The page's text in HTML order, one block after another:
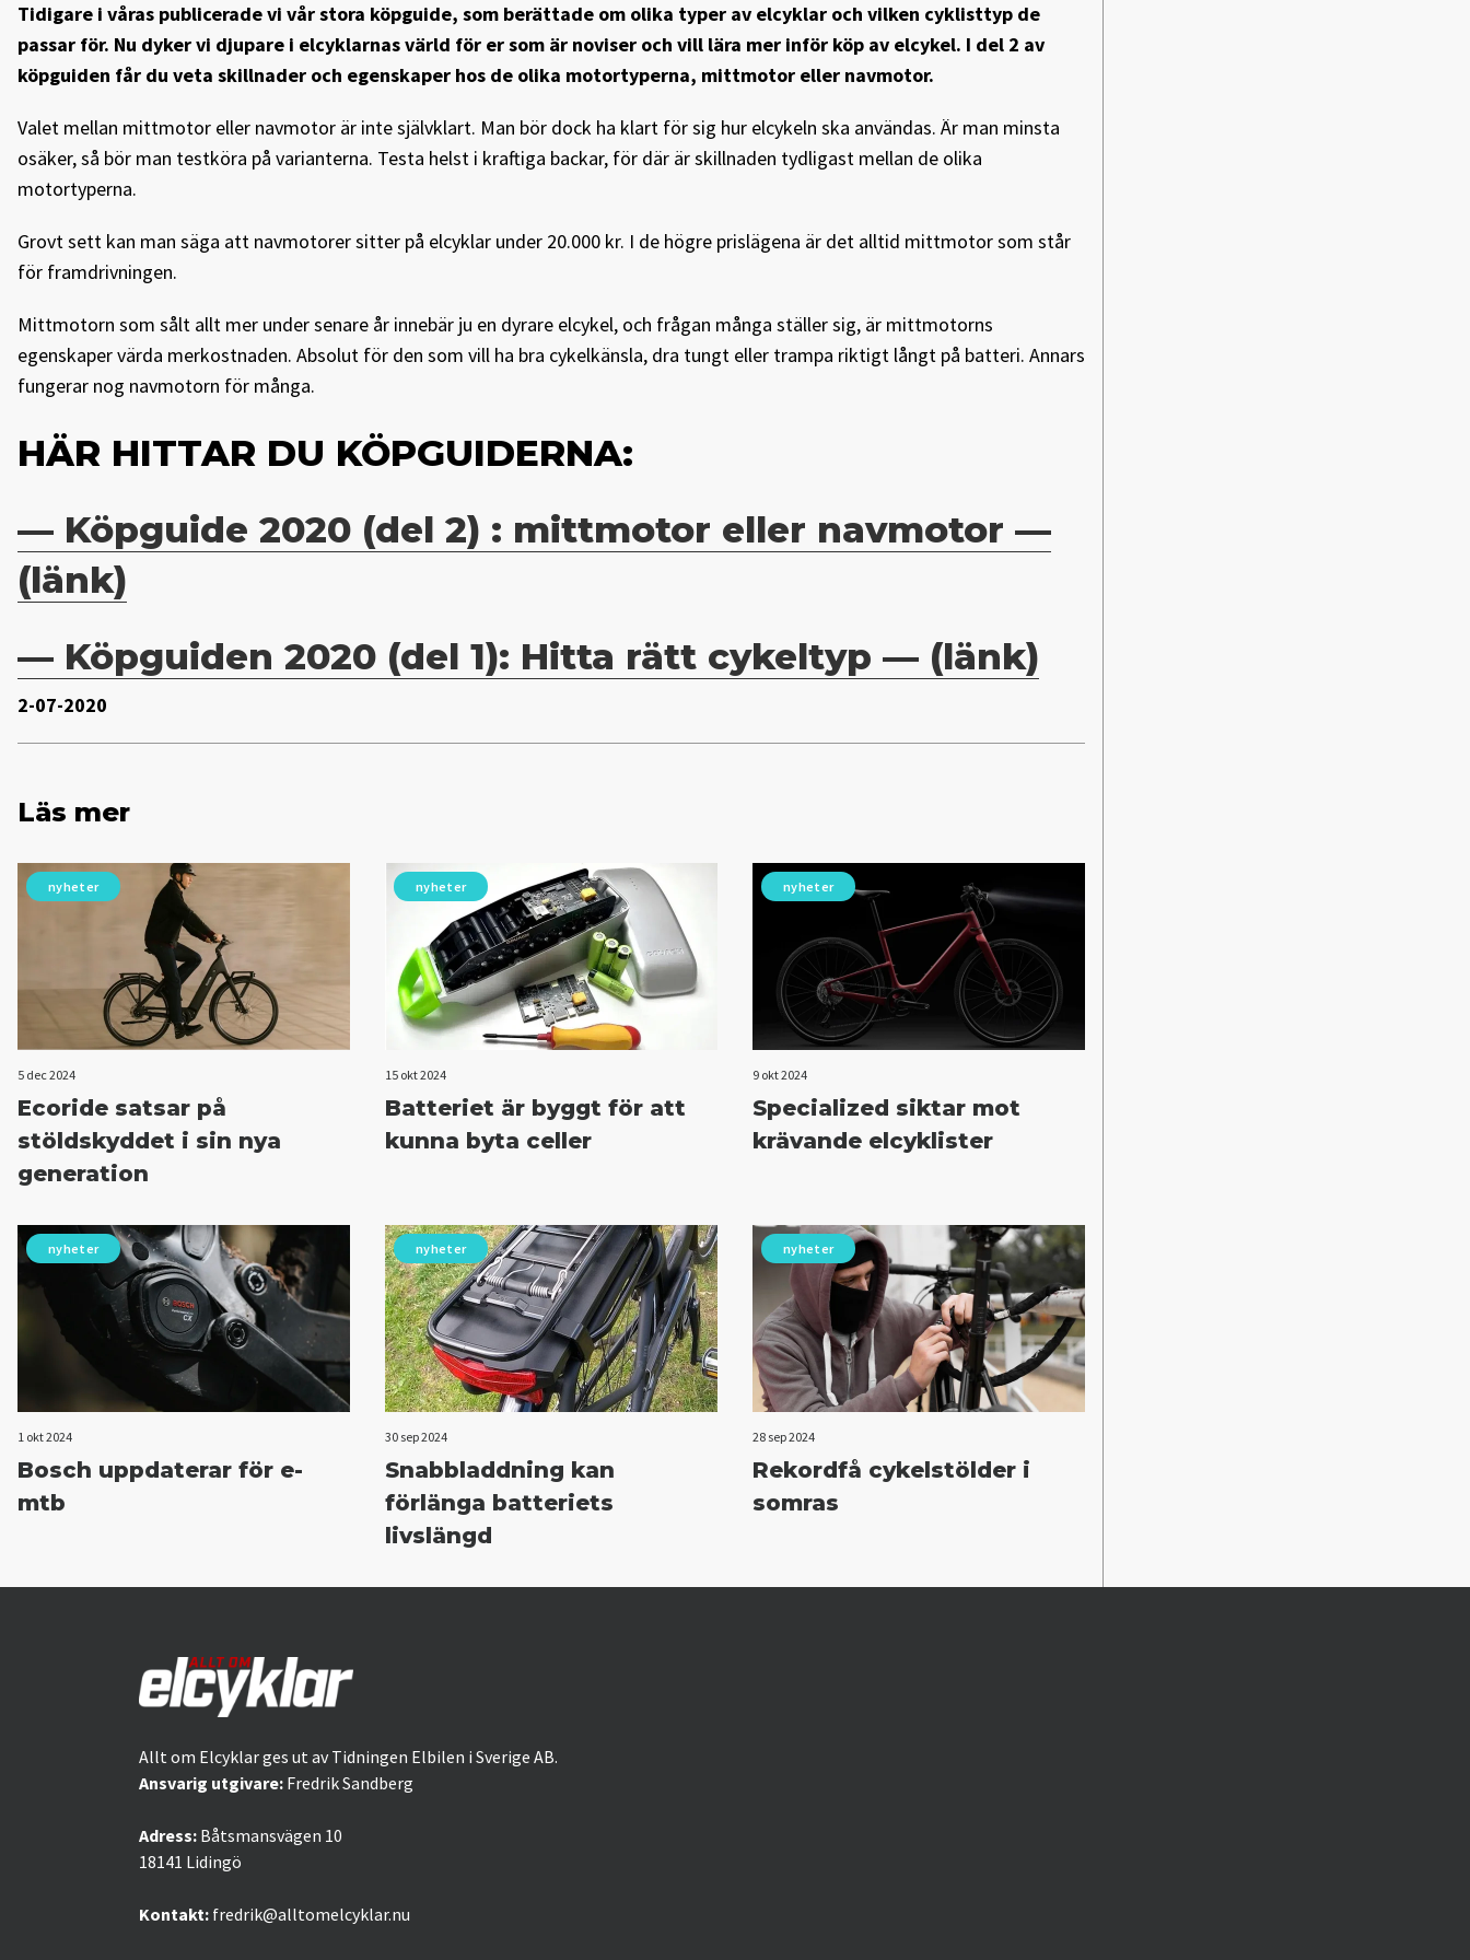
Tidigare i våras publicerade vi vår stora köpguide, som berättade om olika typer av elcyklar och vilken cyklisttyp de
passar för. Nu dyker vi djupare i elcyklarnas värld för er som är noviser och vill lära mer inför köp av elcykel. I del 2 av
köpguiden får du veta skillnader och egenskaper hos de olika motortyperna, mittmotor eller navmotor.
Valet mellan mittmotor eller navmotor är inte självklart. Man bör dock ha klart för sig hur elcykeln ska användas. Är man minsta
osäker, så bör man testköra på varianterna. Testa helst i kraftiga backar, för där är skillnaden tydligast mellan de olika
motortyperna.
Grovt sett kan man säga att navmotorer sitter på elcyklar under 20.000 kr. I de högre prislägena är det alltid mittmotor som står
för framdrivningen.
Mittmotorn som sålt allt mer under senare år innebär ju en dyrare elcykel, och frågan många ställer sig, är mittmotorns
egenskaper värda merkostnaden. Absolut för den som vill ha bra cykelkänsla, dra tungt eller trampa riktigt långt på batteri. Annars
fungerar nog navmotorn för många.
HÄR HITTAR DU KÖPGUIDERNA:
— Köpguide 2020 (del 2) : mittmotor eller navmotor —
(länk)
— Köpguiden 2020 (del 1): Hitta rätt cykeltyp — (länk)
2-07-2020
Läs mer
nyheter
5 dec 2024
Ecoride satsar på
stöldskyddet i sin nya
generation
nyheter
15 okt 2024
Batteriet är byggt för att
kunna byta celler
nyheter
9 okt 2024
Specialized siktar mot
krävande elcyklister
nyheter
1 okt 2024
Bosch uppdaterar för e-
mtb
nyheter
30 sep 2024
Snabbladdning kan
förlänga batteriets
livslängd
nyheter
28 sep 2024
Rekordfå cykelstölder i
somras
Allt om Elcyklar ges ut av Tidningen Elbilen i Sverige AB.
Ansvarig utgivare: Fredrik Sandberg
Adress: Båtsmansvägen 10
18141 Lidingö
Kontakt: fredrik@alltomelcyklar.nu